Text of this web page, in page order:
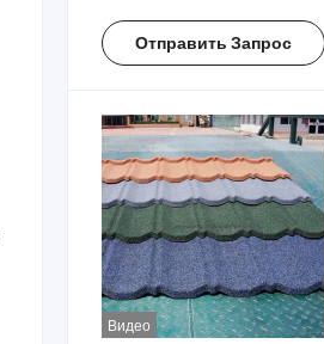
Отправить Запрос
Видео